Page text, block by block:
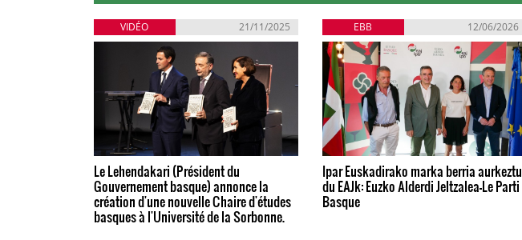
VIDÉO 21/11/2025
Le Lehendakari (Président du
Gouvernement basque) annonce la
création d'une nouvelle Chaire d'études
basques à l'Université de la Sorbonne.
EBB 12/06/2026
Ipar Euskadirako marka berria aurkeztu
du EAJk: Euzko Alderdi Jeltzalea-Le Parti
Basque